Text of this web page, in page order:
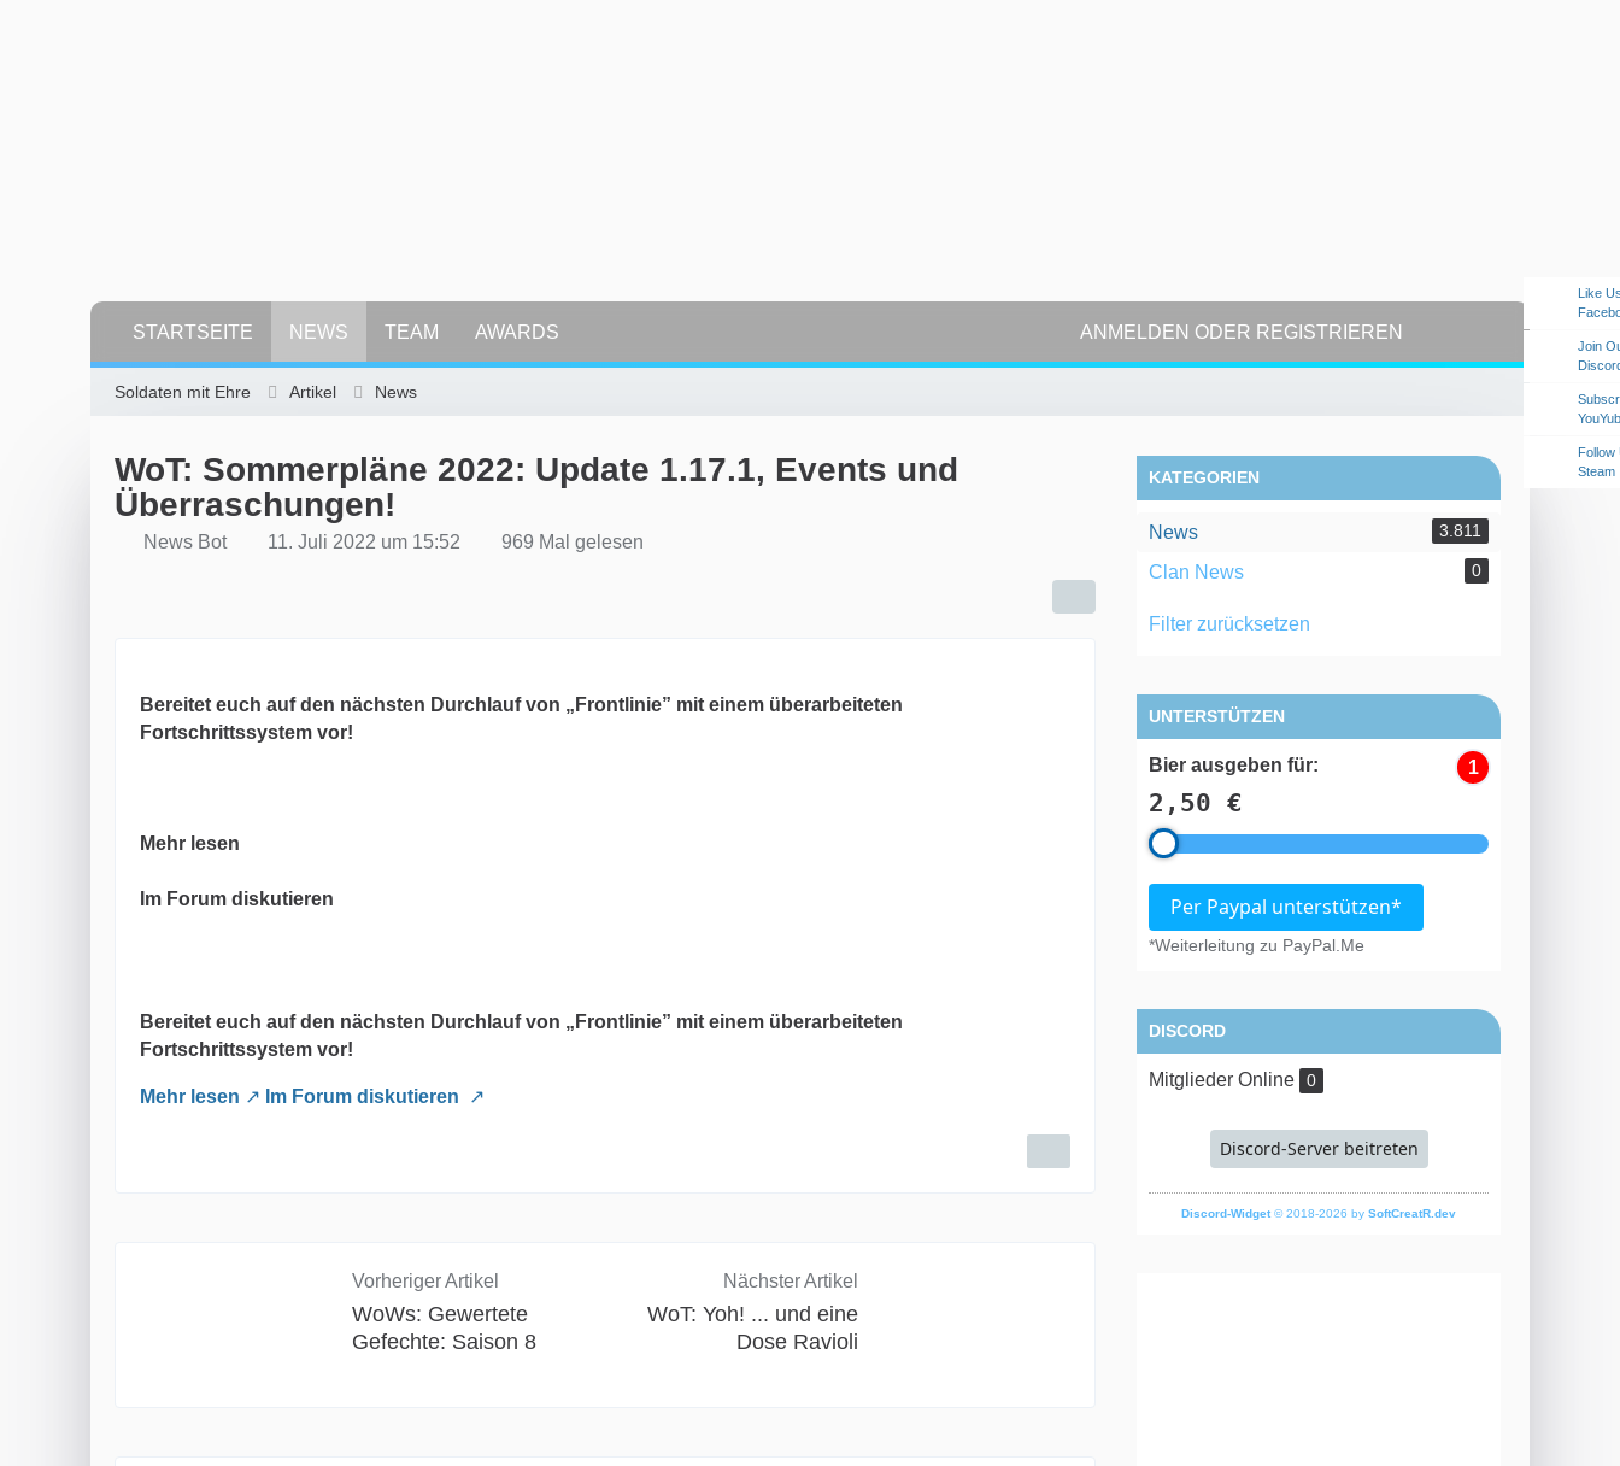
STARTSEITE NEWS TEAM AWARDS ANMELDEN ODER REGISTRIEREN
Soldaten mit Ehre Artikel News
WoT: Sommerpläne 2022: Update 1.17.1, Events und
Überraschungen!
News Bot 11. Juli 2022 um 15:52 969 Mal gelesen
Bereitet euch auf den nächsten Durchlauf von „Frontlinie” mit einem überarbeiteten
Fortschrittssystem vor!
Mehr lesen
Im Forum diskutieren
Bereitet euch auf den nächsten Durchlauf von „Frontlinie” mit einem überarbeiteten
Fortschrittssystem vor!
Mehr lesen Im Forum diskutieren
Vorheriger Artikel
WoWs: Gewertete
Gefechte: Saison 8
Nächster Artikel
WoT: Yoh! ... und eine
Dose Ravioli
KATEGORIEN
News 3.811
Clan News 0
Filter zurücksetzen
UNTERSTÜTZEN
Bier ausgeben für:
2,50 €
1
Per Paypal unterstützen*
*Weiterleitung zu PayPal.Me
DISCORD
Mitglieder Online 0
Discord-Server beitreten
Discord-Widget© 2018-2026 by SoftCreatR.dev
Like
Join
Follow
Steam